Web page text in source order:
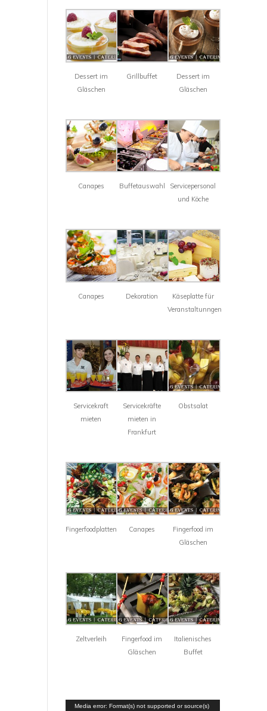
Dessert im
Gläschen
Grillbuffet
Dessert im
Gläschen
Canapes Buffetauswahl
Servicepersonal
und Köche
Canapes Dekoration
Käseplatte für
Veranstaltunngen
Servicekraft
mieten
Servicekräfte
mieten in
Frankfurt
Obstsalat
Fingerfoodplatten Canapes
Fingerfood im
Gläschen
Zeltverleih
Fingerfood im
Gläschen
Italienisches
Buffet
Video-
Media error: Format(s) not supported or source(s)